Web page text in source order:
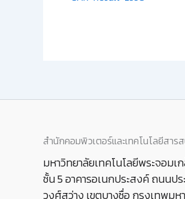
สำนักคอมพิวเตอร์และเทคโนโลยีสาร
มหาวิทยาลัยเทคโนโลยีพระจอมเ
ชั้น 5 อาคารอเนกประสงค์ ถนนปร
วงศ์สว่าง เขตบางซื่อ กรุงเทพมห